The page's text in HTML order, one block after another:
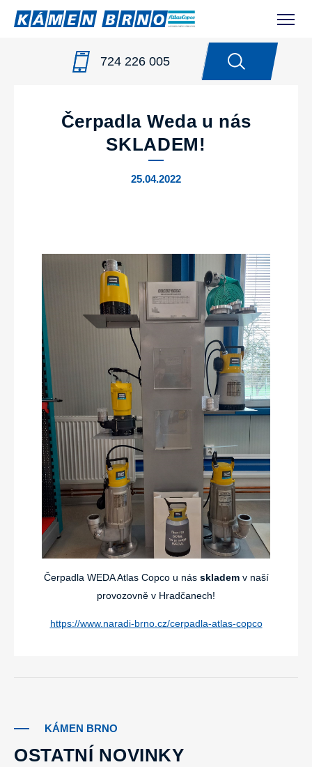
724 226 005
ČERPADLA WEDA U NÁS SKLADEM!
Čerpadla Weda u nás
SKLADEM!
25.04.2022
Čerpadla WEDA Atlas Copco u nás sklademv naší
provozovně v Hradčanech!
https://www.naradi-brno.cz/cerpadla-atlas-copco
KÁMEN BRNO
OSTATNÍ NOVINKY